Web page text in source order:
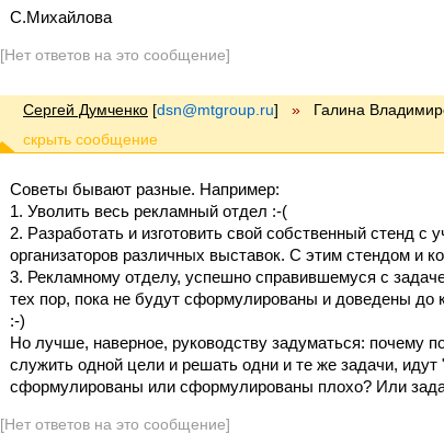
С.Михайлова
[Нет ответов на это сообщение]
Сергей Думченко [dsn@mtgroup.ru] » Галина
Советы бывают разные. Например:
1. Уволить весь рекламный отдел :-(
2. Разработать и изготовить свой собственный стенд с
организаторов различных выставок. С этим стендом и
3. Рекламному отделу, успешно справившемуся с
тех пор, пока не будут сформулированы и доведены до
:-)
Но лучше, наверное, руководству задуматься: почему
служить одной цели и решать одни и те же задачи,
сформулированы или сформулированы плохо? Или
[Нет ответов на это сообщение]